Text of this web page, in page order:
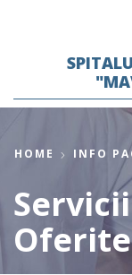
HOME INFO
Oferite